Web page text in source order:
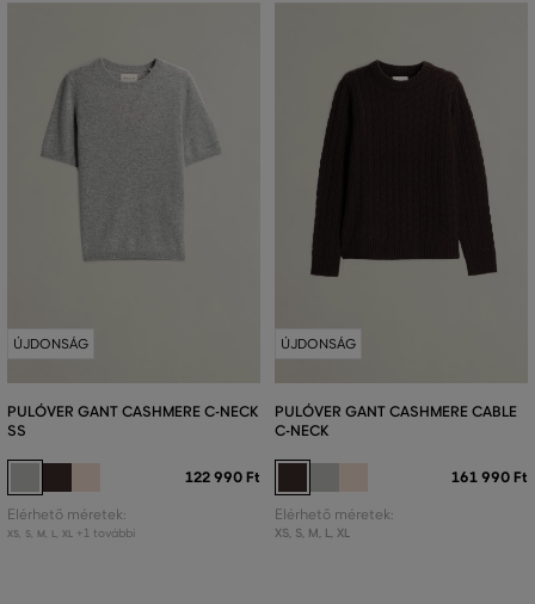
ÚJDONSÁG
PULÓVER GANT CASHMERE C-NECK
SS
122 990 Ft
Elérhető méretek:
XS, S, M L XL +1 további
ÚJDONSÁG
PULÓVER GANT CASHMERE CABLE
C-NECK
161 990 Ft
Elérhető méretek:
XS, S, M, L, XL